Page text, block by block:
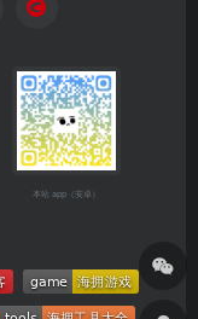
本站 app（安卓）